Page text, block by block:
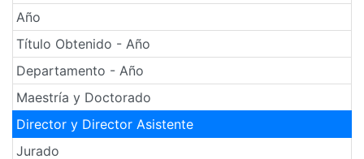
Año
Título Obtenido - Año
Departamento - Año
Maestría y Doctorado
Director y Director Asistente
Jurado